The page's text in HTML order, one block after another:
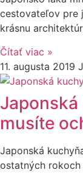
cestovateľov pre
krásnu
Čítať viac »
11. augusta 2019
Japonská
musíte
Japonská
ostatných rokoch